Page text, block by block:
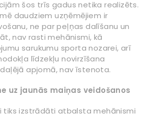
šos trīs gadus netika realizēts.
daudziem uzņēmējiem ir
ne par peļņas dalīšanu un
nav rasti mehānismi, kā
sarukumu sporta nozarei, arī
līdzekļu novirzīšana
apjomā, nav īstenota.
uz jaunās maiņas veidošanos
tiks izstrādāti atbalsta mehānismi